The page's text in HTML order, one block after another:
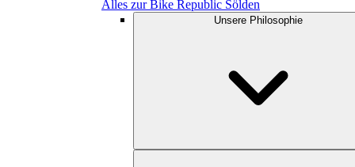
Alles zur Bike Republic Sölden
Unsere Philosophie